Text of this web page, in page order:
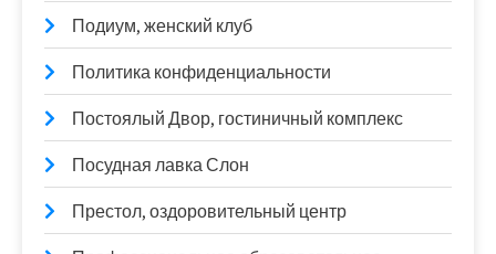
Подиум, женский клуб
Политика конфиденциальности
Постоялый Двор, гостиничный комплекс
Посудная лавка Слон
Престол, оздоровительный центр